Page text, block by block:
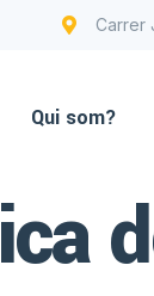
Carrer
Qui som?